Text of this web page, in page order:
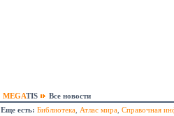
MEGATIS
Все новости
Еще есть: Библиотека Атлас мира Справочная